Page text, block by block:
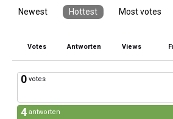
Newest Hottest Most votes
Votes Antworten Views
0 votes
4 antworten